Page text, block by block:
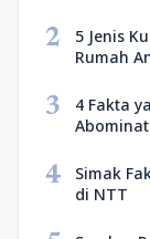
2
5 Jenis
Rumah
3
4 Fakta
4
Simak
di NTT